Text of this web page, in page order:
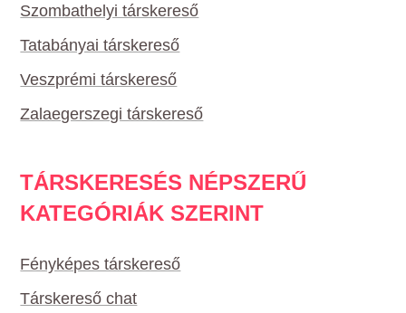
Szombathelyi társkereső
Tatabányai társkereső
Veszprémi társkereső
Zalaegerszegi társkereső
TÁRSKERESÉS NÉPSZERŰ
KATEGÓRIÁK SZERINT
Fényképes társkereső
Társkereső chat